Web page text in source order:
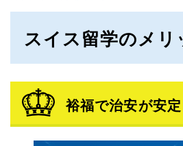
スイス留学のメリ
裕福で治安が安